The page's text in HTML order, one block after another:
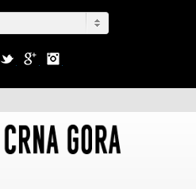
Facebook
TwitterGoogle+